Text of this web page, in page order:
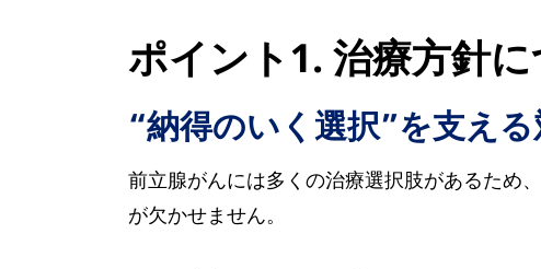
ポイント1. 治療方針に
“納得のいく選択”を支え
前立腺がんには多くの治療選択肢があるため
が欠かせません。